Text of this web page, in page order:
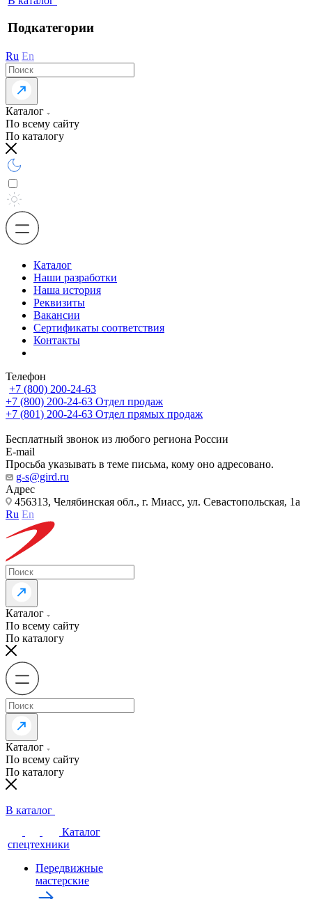
Подкатегории
Ru En
Каталог
По всему сайту
По каталогу
Каталог
Наши разработки
Наша история
Реквизиты
Вакансии
Сертификаты соответствия
Контакты
Телефон
+7 (800) 200-24-63
+7 (800) 200-24-63 Отдел продаж
+7 (801) 200-24-63 Отдел прямых продаж
Бесплатный звонок из любого региона России
E-mail
Просьба указывать в теме письма, кому оно адресовано.
g-s@gird.ru
Адрес
456313, Челябинская обл., г. Миасс, ул. Севастопольская, 1а
Ru En
Каталог
По всему сайту
По каталогу
Каталог
По всему сайту
По каталогу
В каталог
Каталог
спецтехники
Передвижные
мастерские